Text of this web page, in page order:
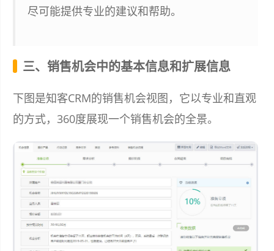
尽可能提供专业的建议和帮助。
三、销售机会中的基本信息和扩展信息
下图是知客CRM的销售机会视图，它以专业和直观
的方式，360度展现一个销售机会的全景。